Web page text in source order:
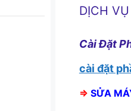
DỊCH
Cài Đặt
cài đặt
⇒ SỬA